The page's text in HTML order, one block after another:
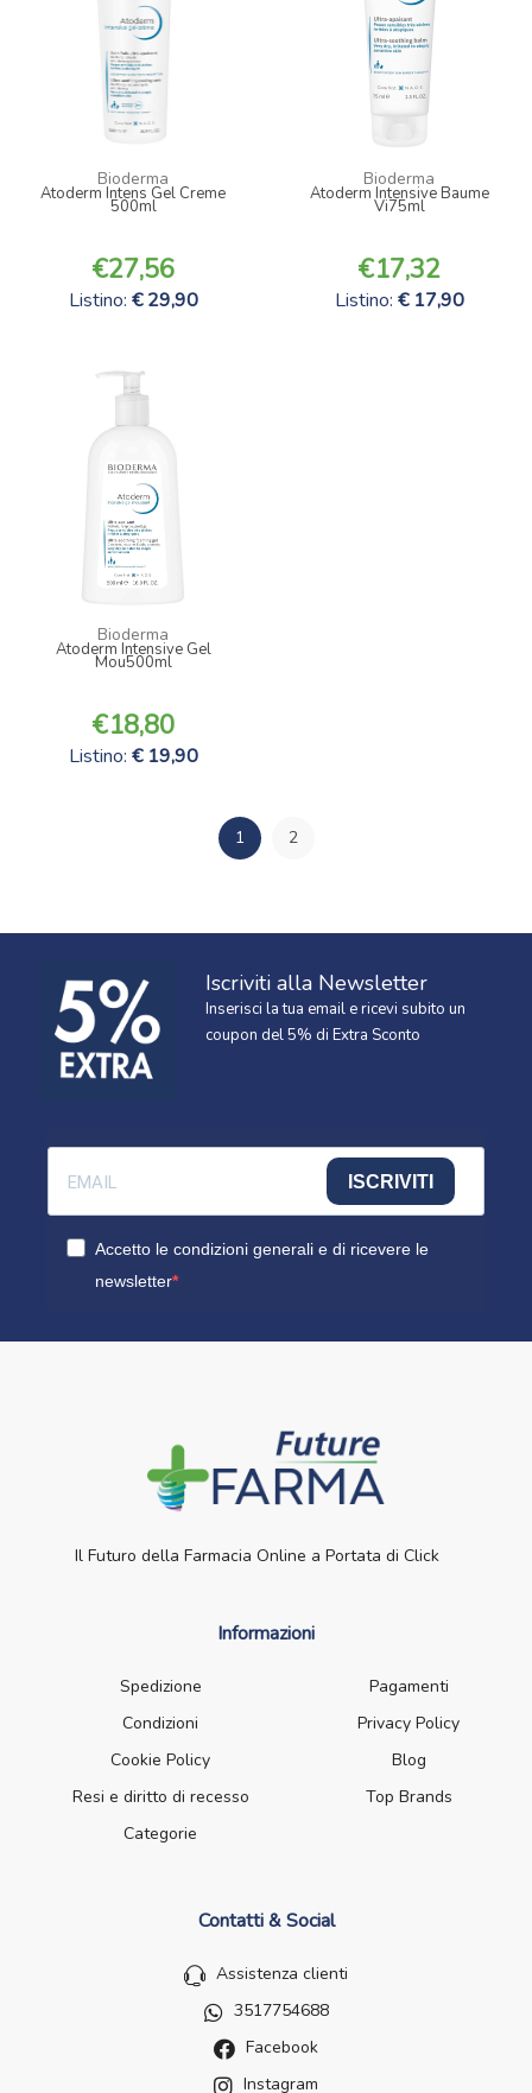
Bioderma
Atoderm Intens Gel Creme
500ml
27,56
Listino: 29,90
Bioderma
Atoderm Intensive Baume
Vi75ml
17,32
Listino: 17,90
Bioderma
Atoderm Intensive Gel
Mou500ml
18,80
Listino: 19,90
1 2
Iscriviti alla Newsletter
Inserisci la tua email e ricevi subito un
coupon del 5% di Extra Sconto
ISCRIVITI
Accetto le condizioni generali e di ricevere le
newsletter
Il Futuro della Farmacia Online a Portata di Click
Informazioni
Spedizione
Pagamenti
Condizioni
Privacy Policy
Cookie Policy
Blog
Resi e diritto di recesso
Top Brands
Categorie
Contatti & Social
Assistenza clienti
3517754688
Facebook
Instagram